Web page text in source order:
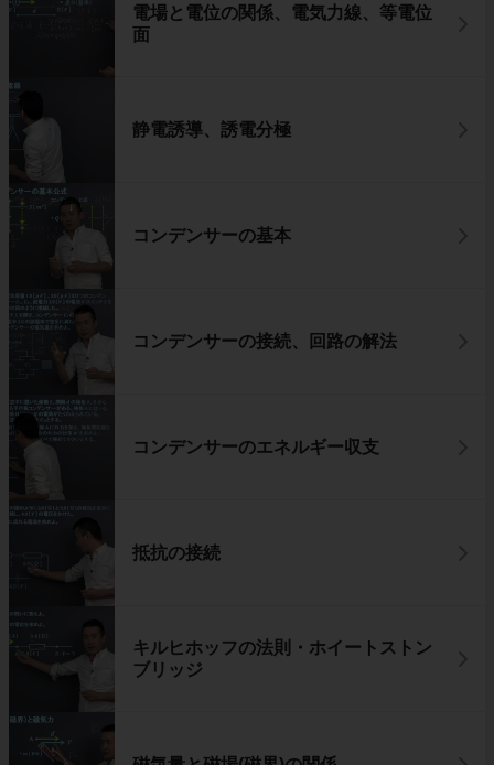
電場と電位の関係、電気力線、等電位
面
静電誘導、誘電分極
コンデンサーの基本
コンデンサーの接続、回路の解法
コンデンサーのエネルギー収支
抵抗の接続
キルヒホッフの法則・ホイートストン
ブリッジ